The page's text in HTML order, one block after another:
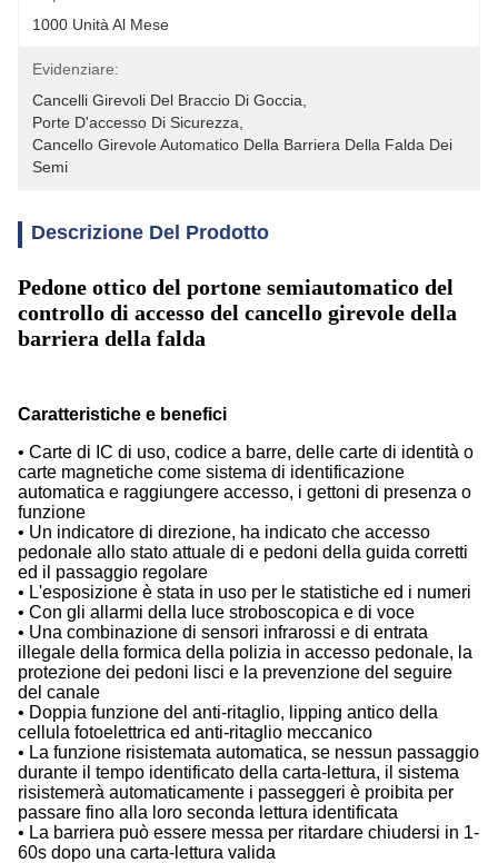
1000 Unità Al Mese
Evidenziare:
Cancelli Girevoli Del Braccio Di Goccia
Porte D'accesso Di Sicurezza
Cancello Girevole Automatico Della Barriera Della Falda Dei
Semi
Descrizione Del Prodotto
Pedone ottico del portone semiautomatico del
controllo di accesso del cancello girevole della
barriera della falda
Caratteristiche e benefici
• Carte di IC di uso, codice a barre, delle carte di identità o
carte magnetiche come sistema di identificazione
automatica e raggiungere accesso, i gettoni di presenza o
funzione
• Un indicatore di direzione, ha indicato che accesso
pedonale allo stato attuale di e pedoni della guida corretti
ed il passaggio regolare
• L'esposizione è stata in uso per le statistiche ed i numeri
• Con gli allarmi della luce stroboscopica e di voce
• Una combinazione di sensori infrarossi e di entrata
illegale della formica della polizia in accesso pedonale, la
protezione dei pedoni lisci e la prevenzione del seguire
del canale
• Doppia funzione del anti-ritaglio, lipping antico della
cellula fotoelettrica ed anti-ritaglio meccanico
• La funzione risistemata automatica, se nessun passaggio
durante il tempo identificato della carta-lettura, il sistema
risistemerà automaticamente i passeggeri è proibita per
passare fino alla loro seconda lettura identificata
• La barriera può essere messa per ritardare chiudersi in 1-
60s dopo una carta-lettura valida